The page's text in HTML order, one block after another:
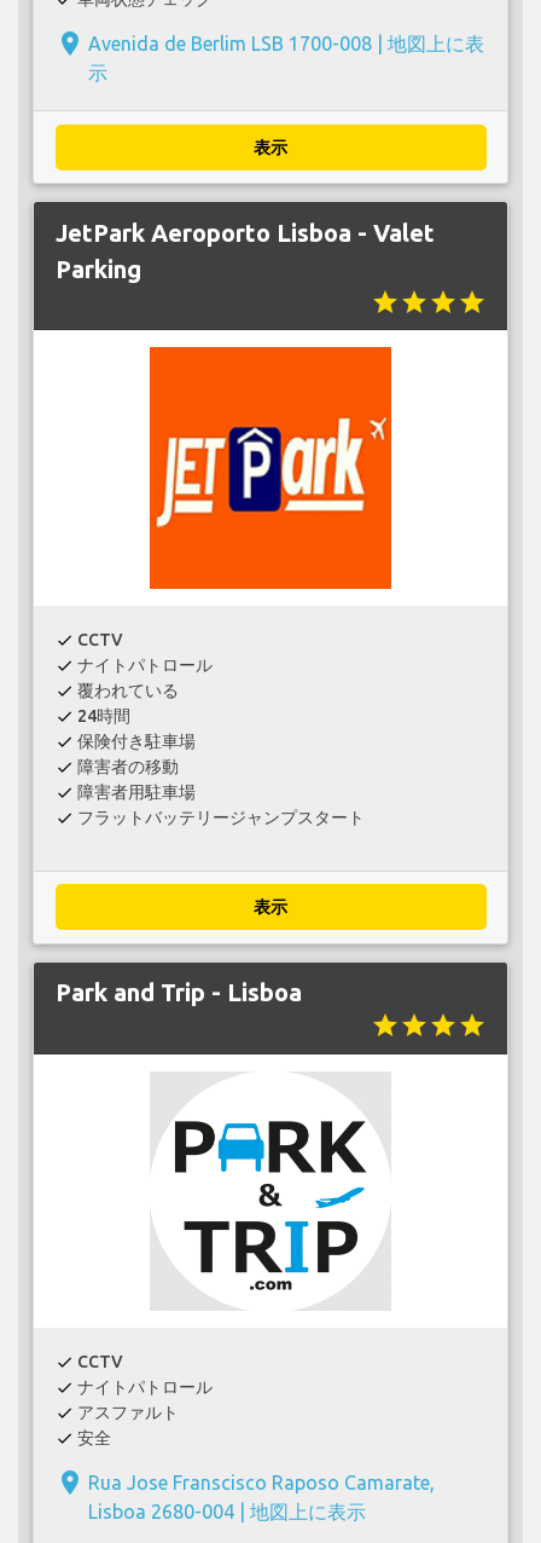
place Avenida de Berlim LSB 1700-008 | 地図上に表
示
表示
JetPark Aeroporto Lisboa - Valet
Parking
starstarstarstar
check CCTV
check ナイトパトロール
check 覆われている
check 24時間
check 保険付き駐車場
check 障害者の移動
check 障害者用駐車場
check フラットバッテリージャンプスタート
表示
Park and Trip - Lisboa
starstarstarstar
check CCTV
check ナイトパトロール
check アスファルト
check 安全
place Rua Jose Franscisco Raposo Camarate,
Lisboa 2680-004 | 地図上に表示